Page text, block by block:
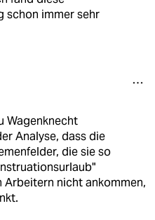
schon immer sehr
Wagenknecht
Analyse, dass die
die sie so
Arbeitern nicht ankommen,